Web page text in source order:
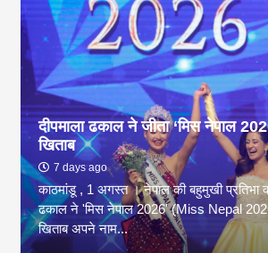
दीपमाला ढकाल ने जीता ‘मिस नेपाल
खिताब
7 days ago
काठमांडू , 1 अगस्त । नेपाल की बहुमुखी प्रतिभा
ढकाल ने 'मिस नेपाल 2026' (Miss Nepal
खिताब अपने नाम...